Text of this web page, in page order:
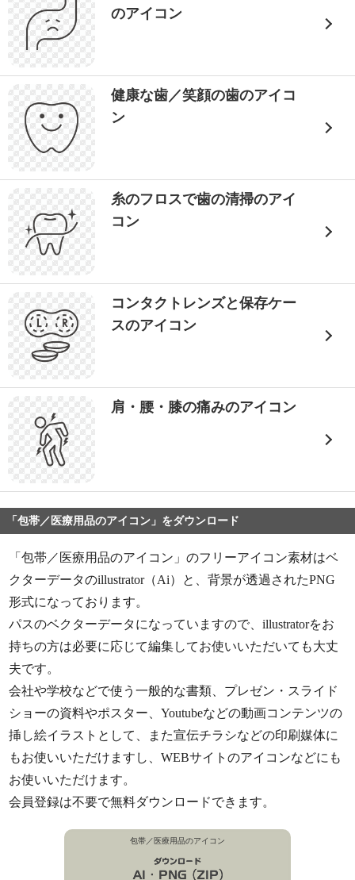
のアイコン
健康な歯／笑顔の歯のアイコ
ン
糸のフロスで歯の清掃のアイ
コン
コンタクトレンズと保存ケー
スのアイコン
肩・腰・膝の痛みのアイコン
「包帯／医療用品のアイコン」をダウンロード
「包帯／医療用品のアイコン」のフリーアイコン素材はベ
クターデータのillustrator（Ai）と、背景が透過されたPNG
形式になっております。
パスのベクターデータになっていますので、illustratorをお
持ちの方は必要に応じて編集してお使いいただいても大丈
夫です。
会社や学校などで使う一般的な書類、プレゼン・スライド
ショーの資料やポスター、Youtubeなどの動画コンテンツの
挿し絵イラストとして、また宣伝チラシなどの印刷媒体に
もお使いいただけますし、WEBサイトのアイコンなどにも
お使いいただけます。
会員登録は不要で無料ダウンロードできます。
包帯／医療用品のアイコン